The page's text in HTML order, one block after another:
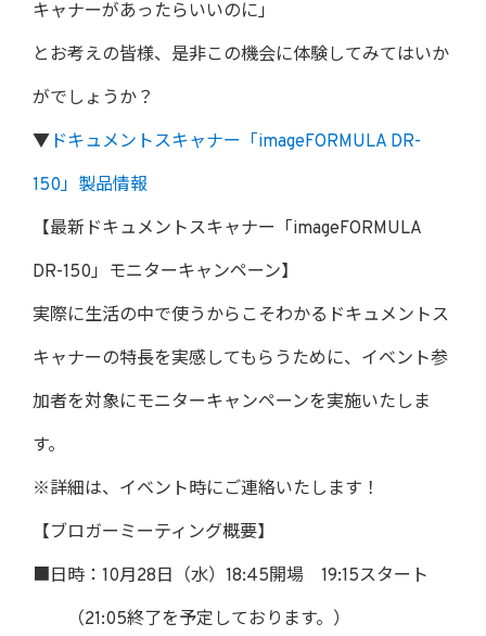
キャナーがあったらいいのに」
とお考えの皆様、是非この機会に体験してみてはいか
がでしょうか？
▼ ドキュメントスキャナー「imageFORMULA DR-
150」製品情報
【最新ドキュメントスキャナー「imageFORMULA
DR-150」モニターキャンペーン】
実際に生活の中で使うからこそわかるドキュメントス
キャナーの特長を実感してもらうために、イベント参
加者を対象にモニターキャンペーンを実施いたしま
す。
※詳細は、イベント時にご連絡いたします！
【ブロガーミーティング概要】
■日時：10月28日（水）18:45開場 19:15スタート
（21:05終了を予定しております。）